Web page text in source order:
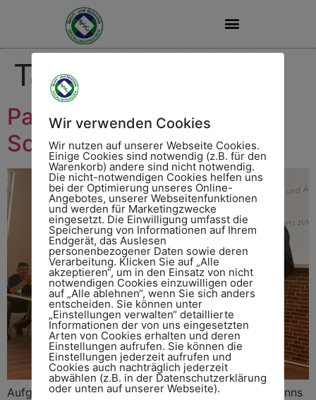
Tag:
Paul Kat verlässt den
Schiedsrichterkreis
Aufgrund der Neuwahl des Kreisschiedsrichterobmanns
Wir verwenden Cookies
Wir nutzen auf unserer Webseite Cookies.
Einige Cookies sind notwendig (z.B. für den
Warenkorb) andere sind nicht notwendig.
Die nicht-notwendigen Cookies helfen uns
bei der Optimierung unseres Online-
Angebotes, unserer Webseitenfunktionen
und werden für Marketingzwecke
eingesetzt. Die Einwilligung umfasst die
Speicherung von Informationen auf Ihrem
Endgerät, das Auslesen
personenbezogener Daten sowie deren
Verarbeitung. Klicken Sie auf „Alle
akzeptieren“, um in den Einsatz von nicht
notwendigen Cookies einzuwilligen oder
auf „Alle ablehnen“, wenn Sie sich anders
entscheiden. Sie können unter
„Einstellungen verwalten“ detaillierte
Informationen der von uns eingesetzten
Arten von Cookies erhalten und deren
Einstellungen aufrufen. Sie können die
Einstellungen jederzeit aufrufen und
Cookies auch nachträglich jederzeit
abwählen (z.B. in der Datenschutzerklärung
oder unten auf unserer Webseite).